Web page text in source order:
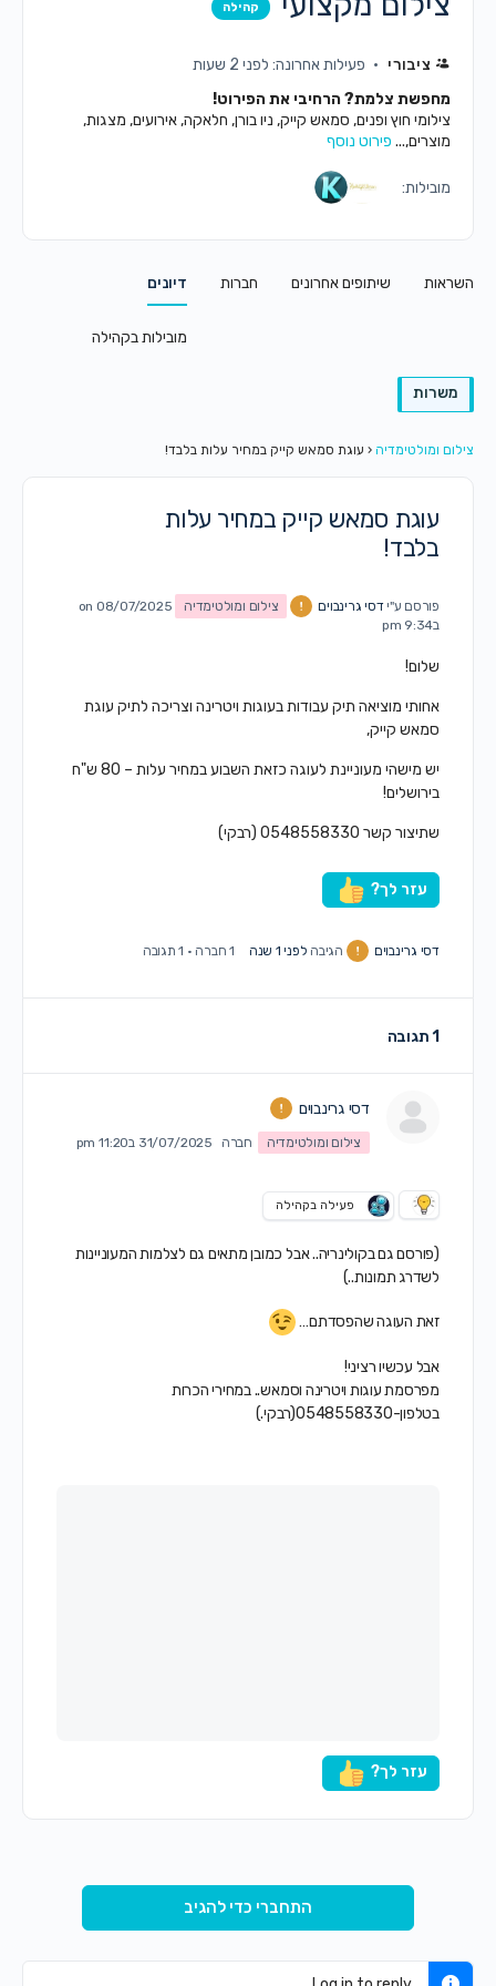
קהילה
ציבורי
פעילות אחרונה: לפני 2 שעות
מחפשת צלמת? הרחיבי את הפירוט!
צילומי חוץ ופנים, סמאש קייק, ניו בורן, חלאקה, אירועים, מצגות,
מוצרים,... פירוט נוסף
מובילות:
השראות שיתופים אחרונים חברות דיונים
מובילות בקהילה
משרות
צילום ומולטימדיה ‹ עוגת סמאש קייק במחיר עלות בלבד!
עוגת סמאש קייק במחיר עלות
בלבד!
פורסם ע"ידסי גרינבוים צילום ומולטימדיה
on 08/07/2025
ב9:34 pm
שלום!
אחותי מוציאה תיק עבודות בעוגות ויטרינה וצריכה לתיק עוגת
סמאש קייק,
יש מישהי מעוניינת לעוגה כזאת השבוע במחיר עלות – 80 ש"ח
בירושלים!
שתיצור קשר 0548558330 (רבקי)
עזר לך?
דסי גרינבוים הגיבה לפני 1 שנה 1 חברה · 1 תגובה
1 תגובה
דסי גרינבוים
צילום ומולטימדיה חברה 31/07/2025 ב11:20 pm
פעילה בקהילה
(פורסם גם בקולינריה.. אבל כמובן מתאים גם לצלמות המעוניינות
לשדרג תמונות..)
זאת העוגה שהפסדתם…
אבל עכשיו רציני!
מפרסמת עוגות ויטרינה וסמאש.. במחירי הכרות
בטלפון-0548558330(רבקי.)
עזר לך?
התחברי כדי להגיב